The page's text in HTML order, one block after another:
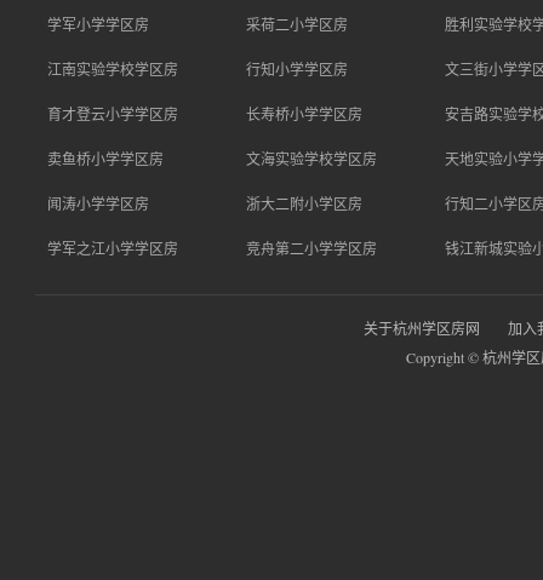
学军小学学区房 采荷二小学区房 胜利实验学校
江南实验学校学区房 行知小学学区房 文三街小学学
育才登云小学学区房 长寿桥小学学区房 安吉路实验学
卖鱼桥小学学区房 文海实验学校学区房 天地实验小学
闻涛小学学区房 浙大二附小学区房 行知二小学区
学军之江小学学区房 竞舟第二小学学区房 钱江新城实验
关于杭州学区房网
加入
Copyright © 杭州学